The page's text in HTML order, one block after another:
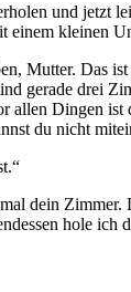
und jetzt
einem kleinen
Mutter. Das
gerade drei
allen Dingen ist
du nicht
dein Zimmer.
hole ich